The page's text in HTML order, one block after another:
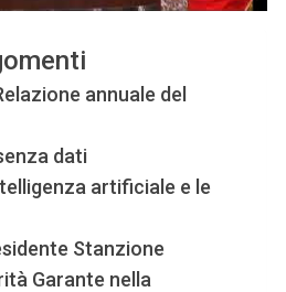
annuale del
dati
artificiale e le
Stanzione
Garante nella